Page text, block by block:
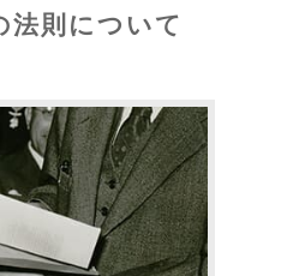
法則について